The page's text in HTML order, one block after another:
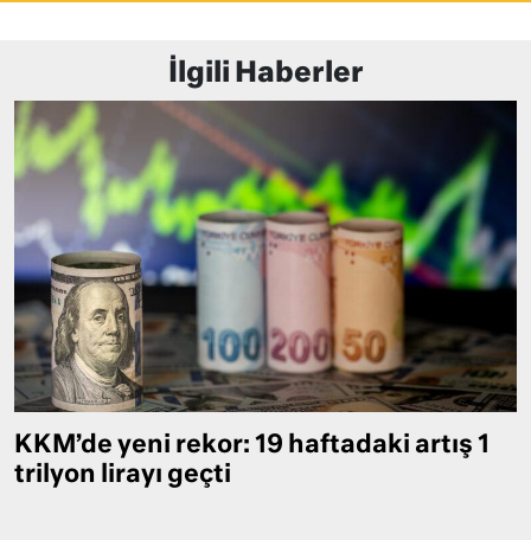
İlgili Haberler
KKM’de yeni rekor: 19 haftadaki artış 1
trilyon lirayı geçti